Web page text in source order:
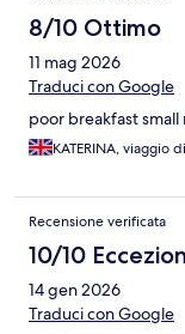
8/10 Ottimo
11 mag 2026
Traduci con Google
poor breakfast
KATERINA, viaggio
Recensione verificata
10/10
14 gen 2026
Traduci con Google